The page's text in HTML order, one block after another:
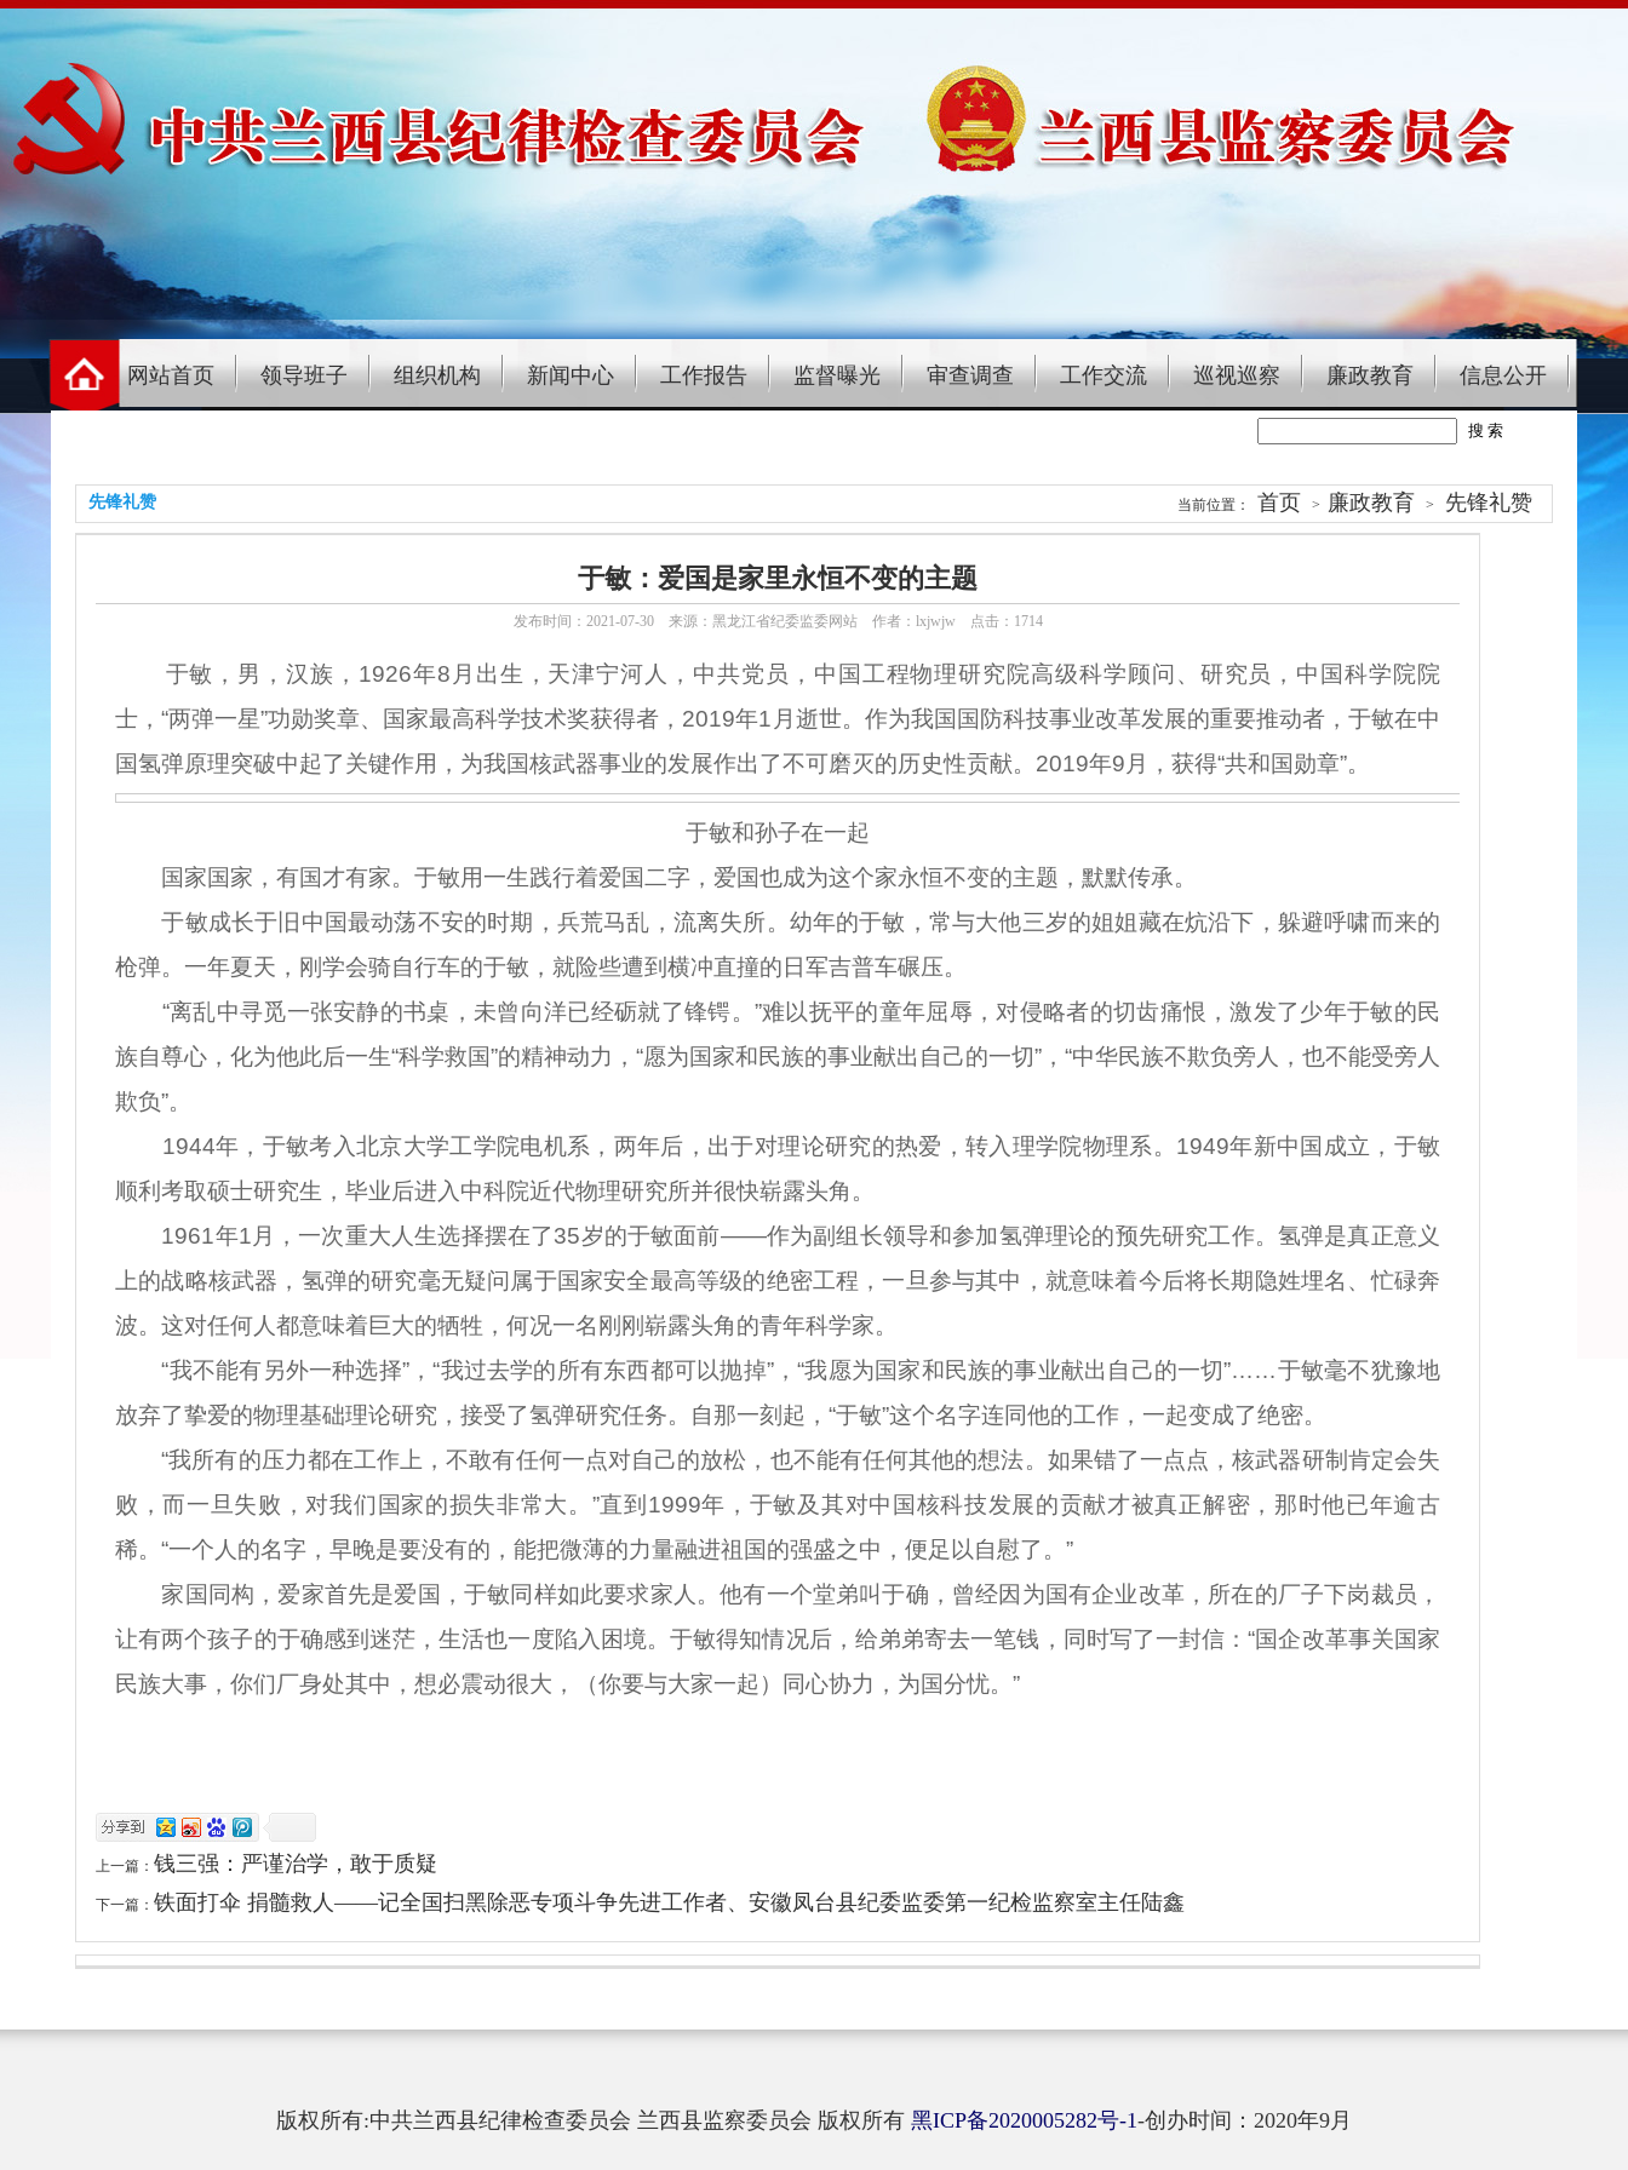
网站首页 领导班子 组织机构 新闻中心 工作报告 监督曝光 审查调查 工作交流 巡视巡察 廉政教育 信息公开
先锋礼赞 当前位置： 首页 > 廉政教育 > 先锋礼赞
于敏：爱国是家里永恒不变的主题
发布时间：2021-07-30 来源：黑龙江省纪委监委网站 作者：lxjwjw 点击： 1714
于敏，男，汉族，1926年8月出生，天津宁河人，中共党员，中国工程物理研究院高级科学顾问、研究员，中国科学院院
士，“两弹一星”功勋奖章、国家最高科学技术奖获得者，2019年1月逝世。作为我国国防科技事业改革发展的重要推动者，于敏在中
国氢弹原理突破中起了关键作用，为我国核武器事业的发展作出了不可磨灭的历史性贡献。2019年9月，获得“共和国勋章”。
于敏和孙子在一起
国家国家，有国才有家。于敏用一生践行着爱国二字，爱国也成为这个家永恒不变的主题，默默传承。
于敏成长于旧中国最动荡不安的时期，兵荒马乱，流离失所。幼年的于敏，常与大他三岁的姐姐藏在炕沿下，躲避呼啸而来的
枪弹。一年夏天，刚学会骑自行车的于敏，就险些遭到横冲直撞的日军吉普车碾压。
“离乱中寻觅一张安静的书桌，未曾向洋已经砺就了锋锷。”难以抚平的童年屈辱，对侵略者的切齿痛恨，激发了少年于敏的民
族自尊心，化为他此后一生“科学救国”的精神动力，“愿为国家和民族的事业献出自己的一切”，“中华民族不欺负旁人，也不能受旁人
欺负”。
1944年，于敏考入北京大学工学院电机系，两年后，出于对理论研究的热爱，转入理学院物理系。1949年新中国成立，于敏
顺利考取硕士研究生，毕业后进入中科院近代物理研究所并很快崭露头角。
1961年1月，一次重大人生选择摆在了35岁的于敏面前——作为副组长领导和参加氢弹理论的预先研究工作。氢弹是真正意义
上的战略核武器，氢弹的研究毫无疑问属于国家安全最高等级的绝密工程，一旦参与其中，就意味着今后将长期隐姓埋名、忙碌奔
波。这对任何人都意味着巨大的牺牲，何况一名刚刚崭露头角的青年科学家。
“我不能有另外一种选择”，“我过去学的所有东西都可以抛掉”，“我愿为国家和民族的事业献出自己的一切”……于敏毫不犹豫地
放弃了挚爱的物理基础理论研究，接受了氢弹研究任务。自那一刻起，“于敏”这个名字连同他的工作，一起变成了绝密。
“我所有的压力都在工作上，不敢有任何一点对自己的放松，也不能有任何其他的想法。如果错了一点点，核武器研制肯定会失
败，而一旦失败，对我们国家的损失非常大。”直到1999年，于敏及其对中国核科技发展的贡献才被真正解密，那时他已年逾古
稀。“一个人的名字，早晚是要没有的，能把微薄的力量融进祖国的强盛之中，便足以自慰了。”
家国同构，爱家首先是爱国，于敏同样如此要求家人。他有一个堂弟叫于确，曾经因为国有企业改革，所在的厂子下岗裁员，
让有两个孩子的于确感到迷茫，生活也一度陷入困境。于敏得知情况后，给弟弟寄去一笔钱，同时写了一封信：“国企改革事关国家
民族大事，你们厂身处其中，想必震动很大，（你要与大家一起）同心协力，为国分忧。”
上一篇： 钱三强：严谨治学，敢于质疑
下一篇： 铁面打伞 捐髓救人——记全国扫黑除恶专项斗争先进工作者、安徽凤台县纪委监委第一纪检监察室主任陆鑫
版权所有:中共兰西县纪律检查委员会 兰西县监察委员会 版权所有 黑ICP备2020005282号-1-创办时间：2020年9月